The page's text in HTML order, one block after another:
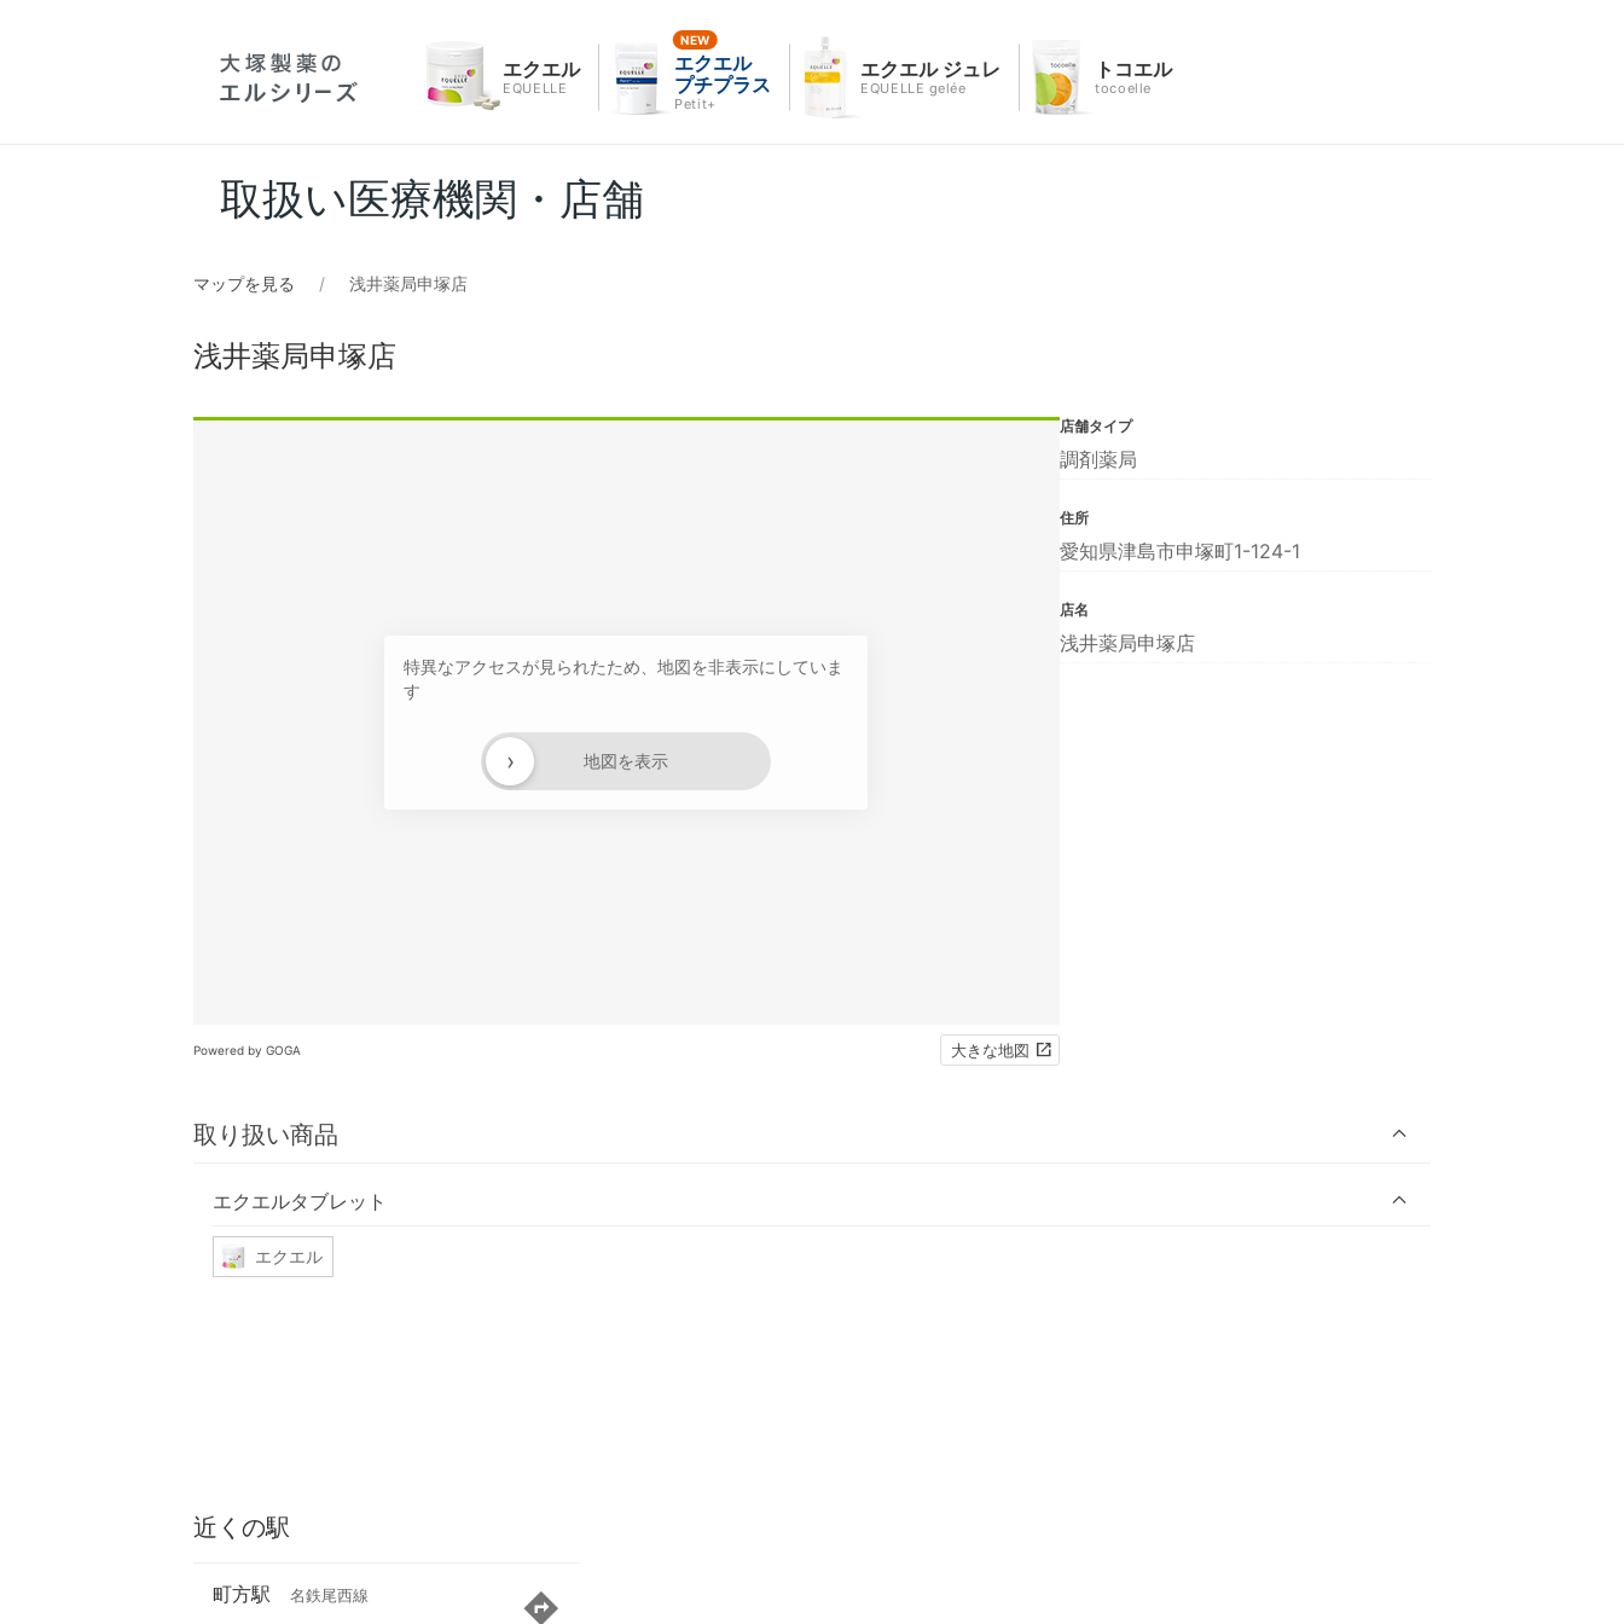
エクエル
EQUELLE
エクエル
プチプラス
Petit+
エクエル ジュレ
EQUELLE gelée
トコエル
tocoelle
取扱い医療機関・店舗
マップを見る 浅井薬局申塚店
浅井薬局申塚店
特異なアクセスが見られたため、地図を非表示にしていま
す
地図を表示
›
Powered by GOGA 大きな地図
取り扱い商品
エクエルタブレット
エクエル
店舗タイプ
調剤薬局
住所
愛知県津島市申塚町1-124-1
店名
浅井薬局申塚店
近くの駅
町方駅 名鉄尾西線